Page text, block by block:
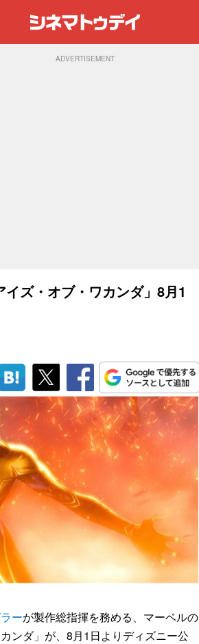
ADVERTISEMENT
イズ・オブ・ワカンダ」8月1
ーが製作総指揮を務める、マーベルの
ンダ」が、8月1日よりディズニー公